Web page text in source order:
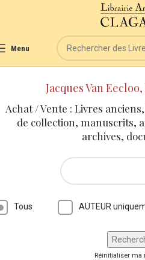
Menu
Jacques Van
Achat / Vente : Livres
de collection, manuscrits,
archives,
Tous AUTEUR
Réinitialiser ma